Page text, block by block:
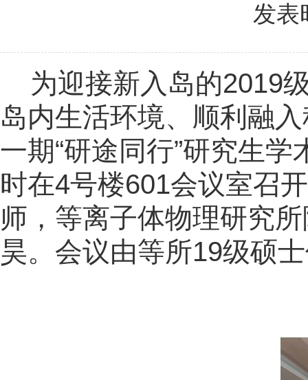
发表
为迎接新入岛的2019
岛内生活环境、顺利融
一期“研途同行”研究生学
时在4号楼601会议室召
师，等离子体物理研究
昊。会议由等所19级硕